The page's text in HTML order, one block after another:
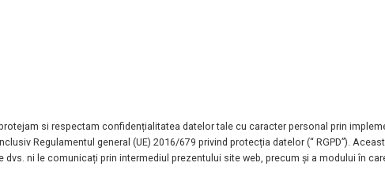
si respectam confidențialitatea datelor tale cu caracter personal prin
Regulamentul general (UE) 2016/679 privind protecția datelor (“ RGPD”).
dvs. ni le comunicați prin intermediul prezentului site web, precum și a modului în